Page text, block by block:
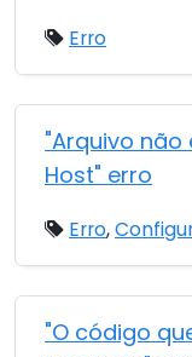
Erro
"Arquivo não
Host" erro
Erro,
"O código